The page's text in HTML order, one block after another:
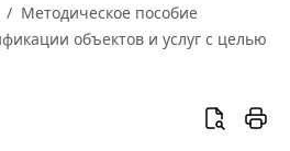
Методическое пособие
объектов и услуг с целью